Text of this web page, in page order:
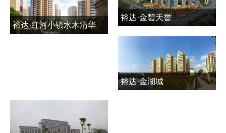
裕达·红河小镇水木清华
裕达·金碧天誉
裕达·金湖城